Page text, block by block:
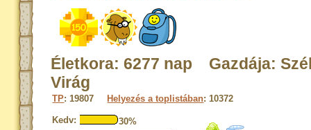
Életkora: 6277 nap Gazdája:
Virág
TP: 19807 Helyezés a toplistában: 10372
Kedv:
30%